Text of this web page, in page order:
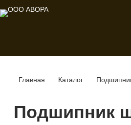
Главная Каталог
Подшипник